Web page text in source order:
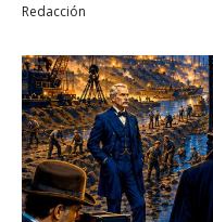
Redacción